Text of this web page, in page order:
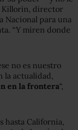
Killorin, director
Nacional para una
“Y miren donde
no es nuestro
la actualidad,
en la frontera“,
hasta California,